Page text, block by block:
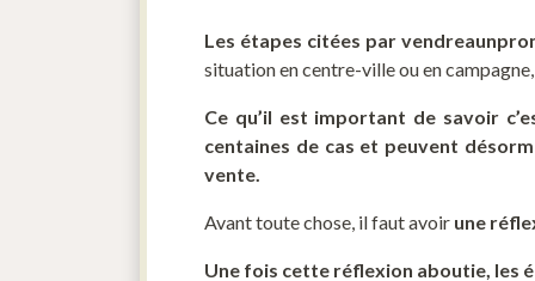
Les étapes citées par
situation en centre-ville ou en
Ce qu’il est important de savoir
centaines de cas et peuvent
vente.
Avant toute chose, il faut avoir une
Une fois cette réflexion aboutie, les